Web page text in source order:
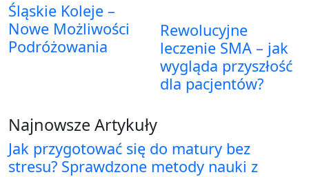
Śląskie Koleje –
Nowe Możliwości
Podróżowania
Rewolucyjne
leczenie SMA – jak
wygląda przyszłość
dla pacjentów?
Najnowsze Artykuły
Jak przygotować się do matury bez
stresu? Sprawdzone metody nauki z